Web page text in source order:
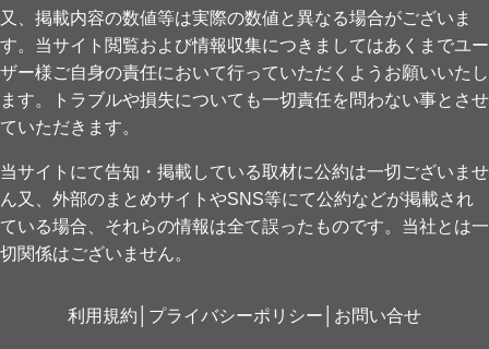
又、掲載内容の数値等は実際の数値と異なる場合がございま
す。当サイト閲覧および情報収集につきましてはあくまでユー
ザー様ご自身の責任において行っていただくようお願いいたし
ます。トラブルや損失についても一切責任を問わない事とさせ
ていただきます。
当サイトにて告知・掲載している取材に公約は一切ございませ
ん又、外部のまとめサイトやSNS等にて公約などが掲載され
ている場合、それらの情報は全て誤ったものです。当社とは一
切関係はございません。
利用規約 プライバシーポリシー お問い合せ